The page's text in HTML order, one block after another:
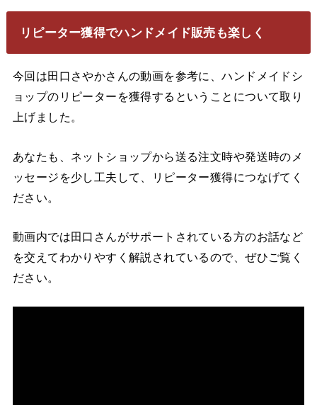
リピーター獲得でハンドメイド販売も楽しく
今回は田口さやかさんの動画を参考に、ハンドメイドシ
ョップのリピーターを獲得するということについて取り
上げました。
あなたも、ネットショップから送る注文時や発送時のメ
ッセージを少し工夫して、リピーター獲得につなげてく
ださい。
動画内では田口さんがサポートされている方のお話など
を交えてわかりやすく解説されているので、ぜひご覧く
ださい。